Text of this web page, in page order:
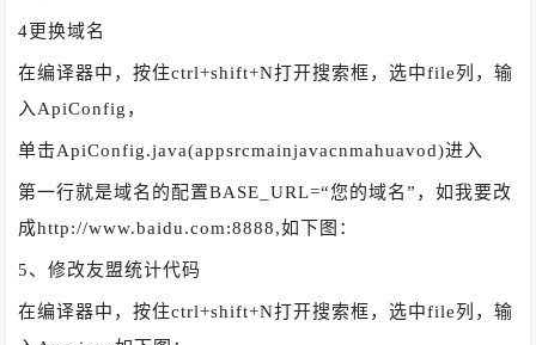
4更换域名
在编译器中，按住ctrl+shift+N打开搜索框，选中file列，输
入ApiConfig，
单击ApiConfig.java(appsrcmainjavacnmahuavod)进入
第一行就是域名的配置BASE_URL=“您的域名”，如我要改
成http://www.baidu.com:8888,如下图：
5、修改友盟统计代码
在编译器中，按住ctrl+shift+N打开搜索框，选中file列，输